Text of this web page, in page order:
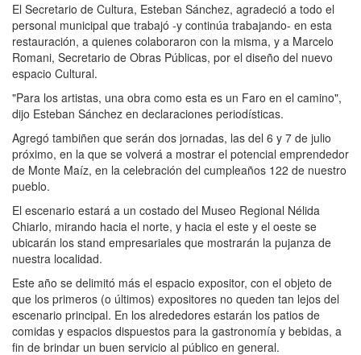
El Secretario de Cultura, Esteban Sánchez, agradeció a todo el
personal municipal que trabajó -y continúa trabajando- en esta
restauración, a quienes colaboraron con la misma, y a Marcelo
Romani, Secretario de Obras Públicas, por el diseño del nuevo
espacio Cultural.
"Para los artistas, una obra como esta es un Faro en el camino",
dijo Esteban Sánchez en declaraciones periodísticas.
Agregó tambiñen que serán dos jornadas, las del 6 y 7 de julio
próximo, en la que se volverá a mostrar el potencial emprendedor
de Monte Maíz, en la celebración del cumpleaños 122 de nuestro
pueblo.
El escenario estará a un costado del Museo Regional Nélida
Chiarlo, mirando hacia el norte, y hacia el este y el oeste se
ubicarán los stand empresariales que mostrarán la pujanza de
nuestra localidad.
Este año se delimitó más el espacio expositor, con el objeto de
que los primeros (o últimos) expositores no queden tan lejos del
escenario principal. En los alrededores estarán los patios de
comidas y espacios dispuestos para la gastronomía y bebidas, a
fin de brindar un buen servicio al público en general.